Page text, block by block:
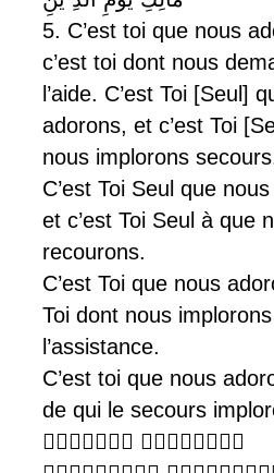
5. C’est toi que nous
c’est toi dont nous
l’aide. C’est Toi [Seul]
adorons, et c’est Toi
nous implorons
C’est Toi Seul que
et c’est Toi Seul à que
recourons.
C’est Toi que nous
Toi dont nous implorons
l’assistance.
C’est toi que nous
de qui le secours
 